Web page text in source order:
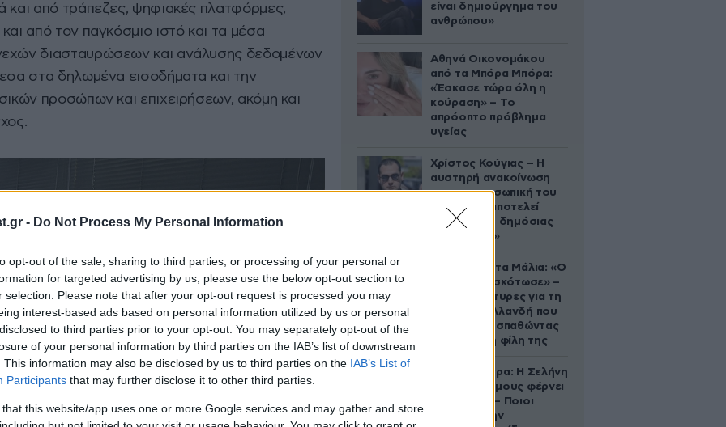
- Do Not Process My Personal Information
opt-out of the sale, sharing to third parties, or processing of your personal or
for targeted advertising by us, please use the below opt-out section to
selection. Please note that after your opt-out request is processed you may
interest-based ads based on personal information utilized by us or personal
to third parties prior to your opt-out. You may separately opt-out of the
of your personal information by third parties on the IAB’s list of downstream
This information may also be disclosed by us to third parties on the IAB’s List of
Participants that may further disclose it to other third parties.
that this website/app uses one or more Google services and may gather and store
και από τράπεζες, ψηφιακές πλατφόρμες,
από τον παγκόσμιο ιστό και τα μέσα
διασταυρώσεων και ανάλυσης δεδομένων
στα δηλωμένα εισοδήματα και την
προσώπων και επιχειρήσεων, ακόμη και
είναι δημιούργημα του
ανθρώπου»
Αθηνά Οικονομάκου
από τα Μπόρα Μπόρα:
«Έσκασε τώρα όλη η
κούραση» – Το
απρόοπτο πρόβλημα
υγείας
Χρίστος Κούγιας – Η
αυστηρή ανακοίνωση
για την προσωπική του
ζωή: «Δεν αποτελεί
αντικείμενο δημόσιας
συζήτησης»
Τραγωδία στα Μάλια: «Ο
πανικός τη σκότωσε» –
Τι λένε μάρτυρες για τη
42χρονη Ολλανδή που
πνίγηκε προσπαθώντας
να σώσει τη φίλη της
Ζώδια σήμερα: Η Σελήνη
στους Διδύμους φέρνει
ανατροπές – Ποιοι
δέχονται την